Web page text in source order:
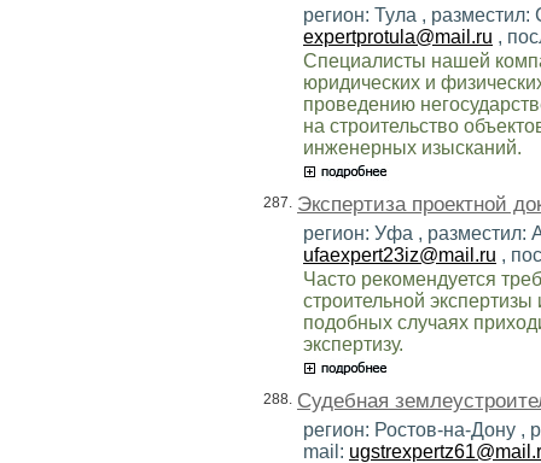
регион: Тула ,
expertprotula@mail.ru ,
Специалисты нашей
юридических и
проведению
на строительство
инженерных изысканий.
287. Экспертиза проектной
регион: Уфа , разместил:
ufaexpert23iz@mail.ru ,
Часто рекомендуется
строительной
подобных случаях
экспертизу.
288. Судебная
регион: Ростов-на-Дону ,
mail: